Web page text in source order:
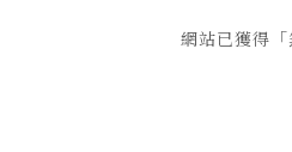
網站已獲得